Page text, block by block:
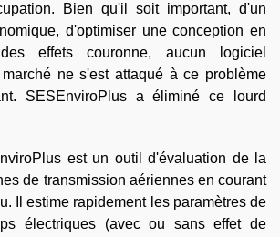
Bien qu'il soit important, d'un
d'optimiser une conception en
effets couronne, aucun logiciel
ne s'est attaqué à ce problème
SESEnviroPlus a éliminé ce lourd
est un outil d'évaluation de la
de transmission aériennes en courant
Il estime rapidement les paramètres de
électriques (avec ou sans effet de